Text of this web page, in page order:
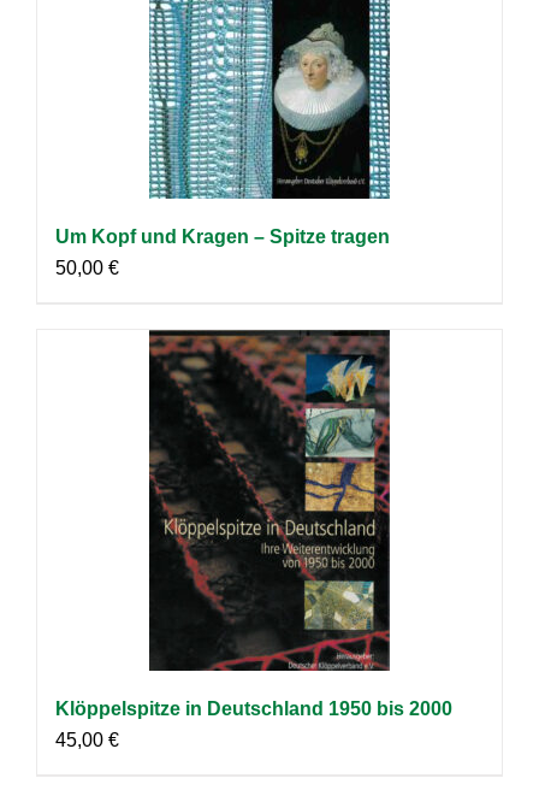
Um Kopf und Kragen – Spitze tragen
50,00 €
Klöppelspitze in Deutschland 1950 bis 2000
45,00 €